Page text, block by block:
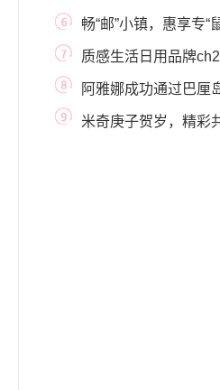
一星殊荣 中
畅“邮”小镇，惠享专“
镇携手质感生活日用品牌
Clean系列暖心上线
阿雅娜成功通过巴厘
常态标准协
米奇庚子贺岁，精彩